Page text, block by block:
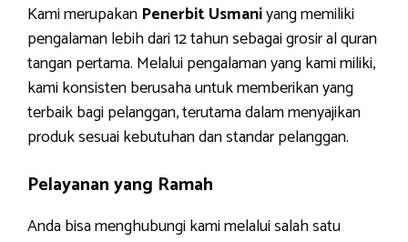
Kami merupakan Penerbit Usmaniyang memiliki
pengalaman lebih dari 12 tahun sebagai grosir al quran
tangan pertama. Melalui pengalaman yang kami miliki,
kami konsisten berusaha untuk memberikan yang
terbaik bagi pelanggan, terutama dalam menyajikan
produk sesuai kebutuhan dan standar pelanggan.
Pelayanan yang Ramah
Anda bisa menghubungi kami melalui salah satu